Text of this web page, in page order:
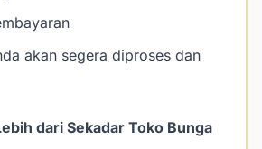
akan segera diproses dan
dari Sekadar Toko Bunga